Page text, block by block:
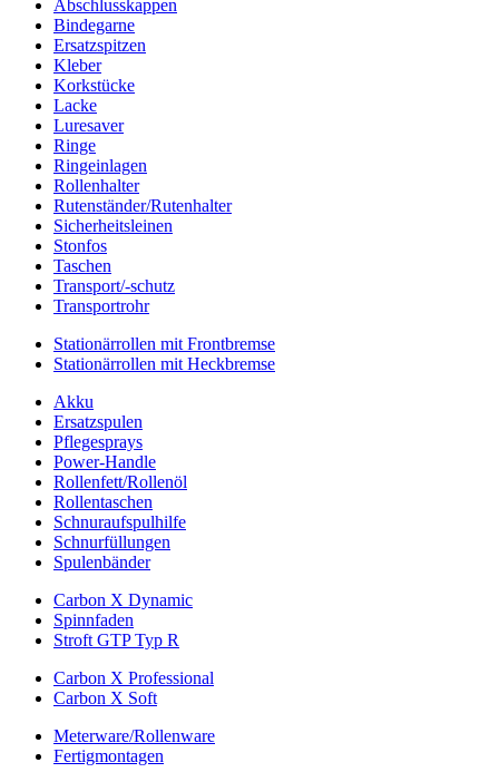
Abschlusskappen
Bindegarne
Ersatzspitzen
Kleber
Korkstücke
Lacke
Luresaver
Ringe
Ringeinlagen
Rollenhalter
Rutenständer/Rutenhalter
Sicherheitsleinen
Stonfos
Taschen
Transport/-schutz
Transportrohr
Stationärrollen mit Frontbremse
Stationärrollen mit Heckbremse
Akku
Ersatzspulen
Pflegesprays
Power-Handle
Rollenfett/Rollenöl
Rollentaschen
Schnuraufspulhilfe
Schnurfüllungen
Spulenbänder
Carbon X Dynamic
Spinnfaden
Stroft GTP Typ R
Carbon X Professional
Carbon X Soft
Meterware/Rollenware
Fertigmontagen